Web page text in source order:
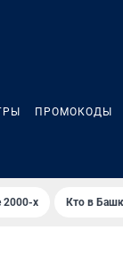
ПРОМОКОДЫ
2000-х Кто в